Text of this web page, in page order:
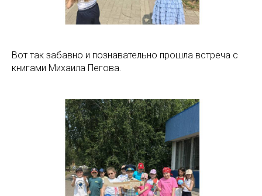
Вот так забавно и познавательно прошла встреча с
книгами Михаила Пегова.